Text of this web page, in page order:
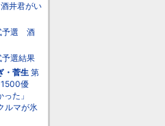
井君がい
予選 酒
選結果
・菅生 第
優
った」
ルマが氷